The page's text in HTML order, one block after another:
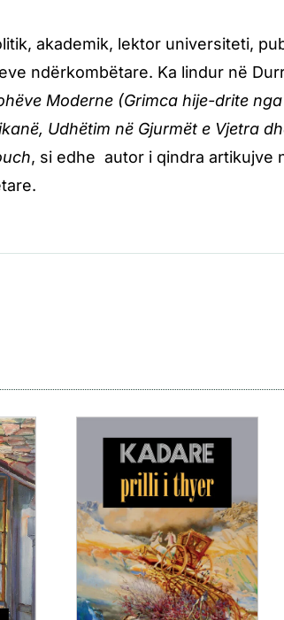
akademik, lektor universiteti,
ndërkombëtare. Ka lindur në
Moderne (Grimca hije-drite
Udhëtim në Gjurmët e Vjetra
, si edhe autor i qindra artikujve